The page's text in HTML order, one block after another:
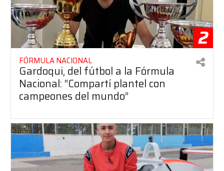
2
FÓRMULA NACIONAL
Gardoqui, del fútbol a la Fórmula
Nacional: “Compartí plantel con
campeones del mundo”